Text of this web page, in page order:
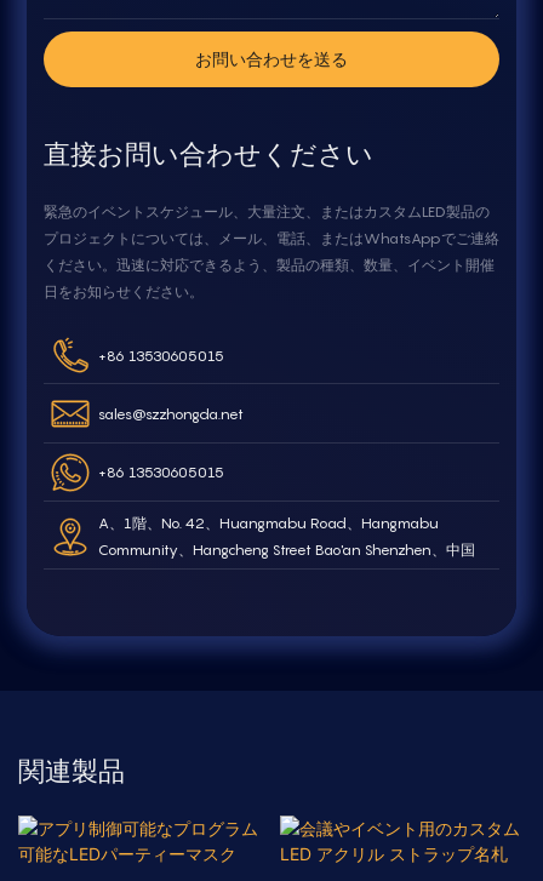
お問い合わせを送る
直接お問い合わせください
緊急のイベントスケジュール、大量注文、またはカスタムLED製品の
プロジェクトについては、メール、電話、またはWhatsAppでご連絡
ください。迅速に対応できるよう、製品の種類、数量、イベント開催
日をお知らせください。
+86 13530605015
sales@szzhongda.net
+86 13530605015
A、1階、No. 42、Huangmabu Road、Hangmabu
Community、Hangcheng Street Bao'an Shenzhen、中国
関連製品